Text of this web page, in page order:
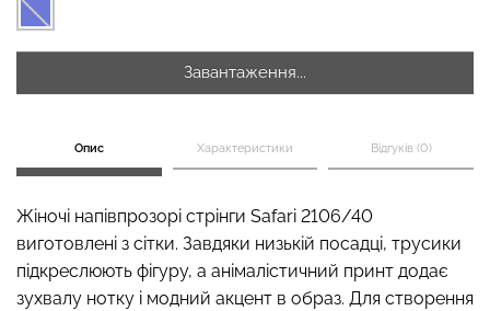
Завантаження...
Опис Характеристики Відгуків (0)
Жіночі напівпрозорі стрінги Safari 2106/40
виготовлені з сітки. Завдяки низькій посадці, трусики
підкреслюють фігуру, а анімалістичний принт додає
зухвалу нотку і модний акцент в образ. Для створення
384 грн.